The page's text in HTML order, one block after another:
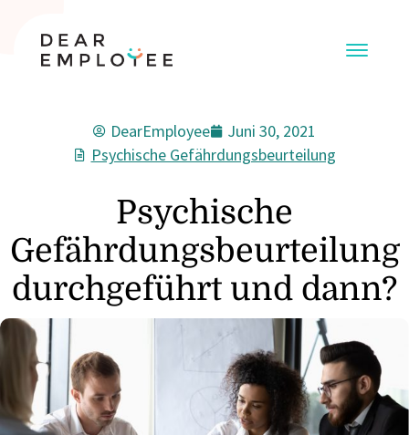
DearEmployee
Juni 30, 2021
Psychische Gefährdungsbeurteilung
Psychische
Gefährdungsbeurteilung
durchgeführt und dann?